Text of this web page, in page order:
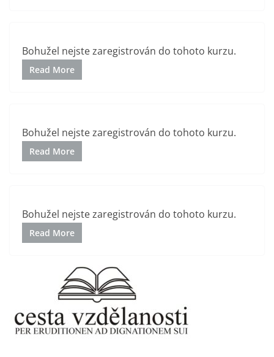
Bohužel nejste zaregistrován do tohoto kurzu.
Read More
Bohužel nejste zaregistrován do tohoto kurzu.
Read More
Bohužel nejste zaregistrován do tohoto kurzu.
Read More